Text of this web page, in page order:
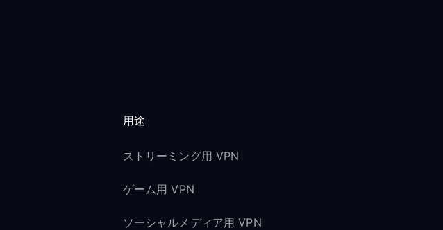
用途
ストリーミング用 VPN
ゲーム用 VPN
ソーシャルメディア用 VPN